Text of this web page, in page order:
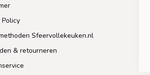
Policy
Sfeervollekeuken.nl
& retourneren